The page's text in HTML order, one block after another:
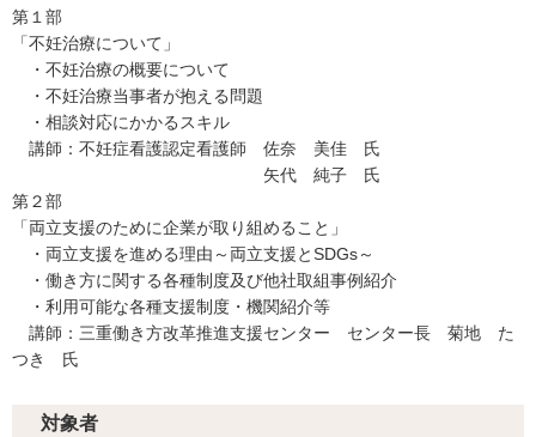
第１部
「不妊治療について」
・不妊治療の概要について
・不妊治療当事者が抱える問題
・相談対応にかかるスキル
講師：不妊症看護認定看護師 佐奈 美佳 氏
矢代 純子 氏
第２部
「両立支援のために企業が取り組めること」
・両立支援を進める理由～両立支援とSDGs～
・働き方に関する各種制度及び他社取組事例紹介
・利用可能な各種支援制度・機関紹介等
講師：三重働き方改革推進支援センター センター長 菊地 た
つき 氏
対象者